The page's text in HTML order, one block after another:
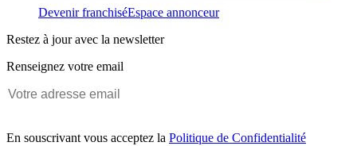
Devenir franchiséEspace annonceur
Restez à jour avec la newsletter
Renseignez votre email
En souscrivant vous acceptez la Politique de Confidentialité